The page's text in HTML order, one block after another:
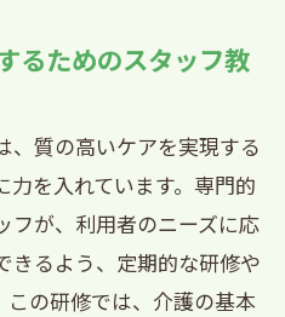
るためのスタッフ教
、質の高いケアを実現する
を入れています。専門的
フが、利用者のニーズに応
きるよう、定期的な研修や
この研修では、介護の基本